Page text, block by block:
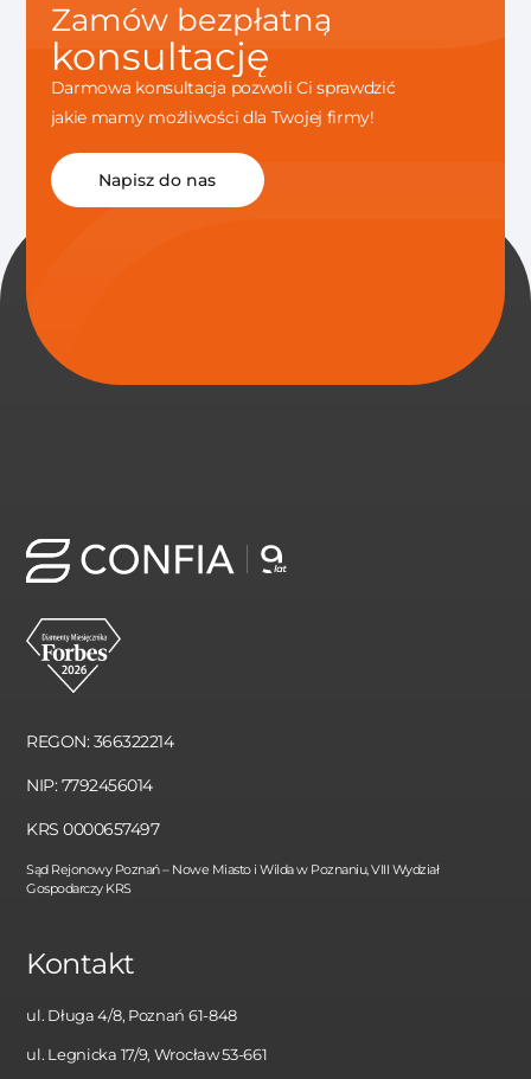
Zamów bezpłatną
konsultację
Darmowa konsultacja pozwoli Ci sprawdzić
jakie mamy możliwości dla Twojej firmy!
Napisz do nas
REGON: 366322214
NIP: 7792456014
KRS 0000657497
Sąd Rejonowy Poznań – Nowe Miasto i Wilda w Poznaniu, VIII Wydział
Gospodarczy KRS
Kontakt
ul. Długa 4/8, Poznań 61-848
ul. Legnicka 17/9, Wrocław 53-661